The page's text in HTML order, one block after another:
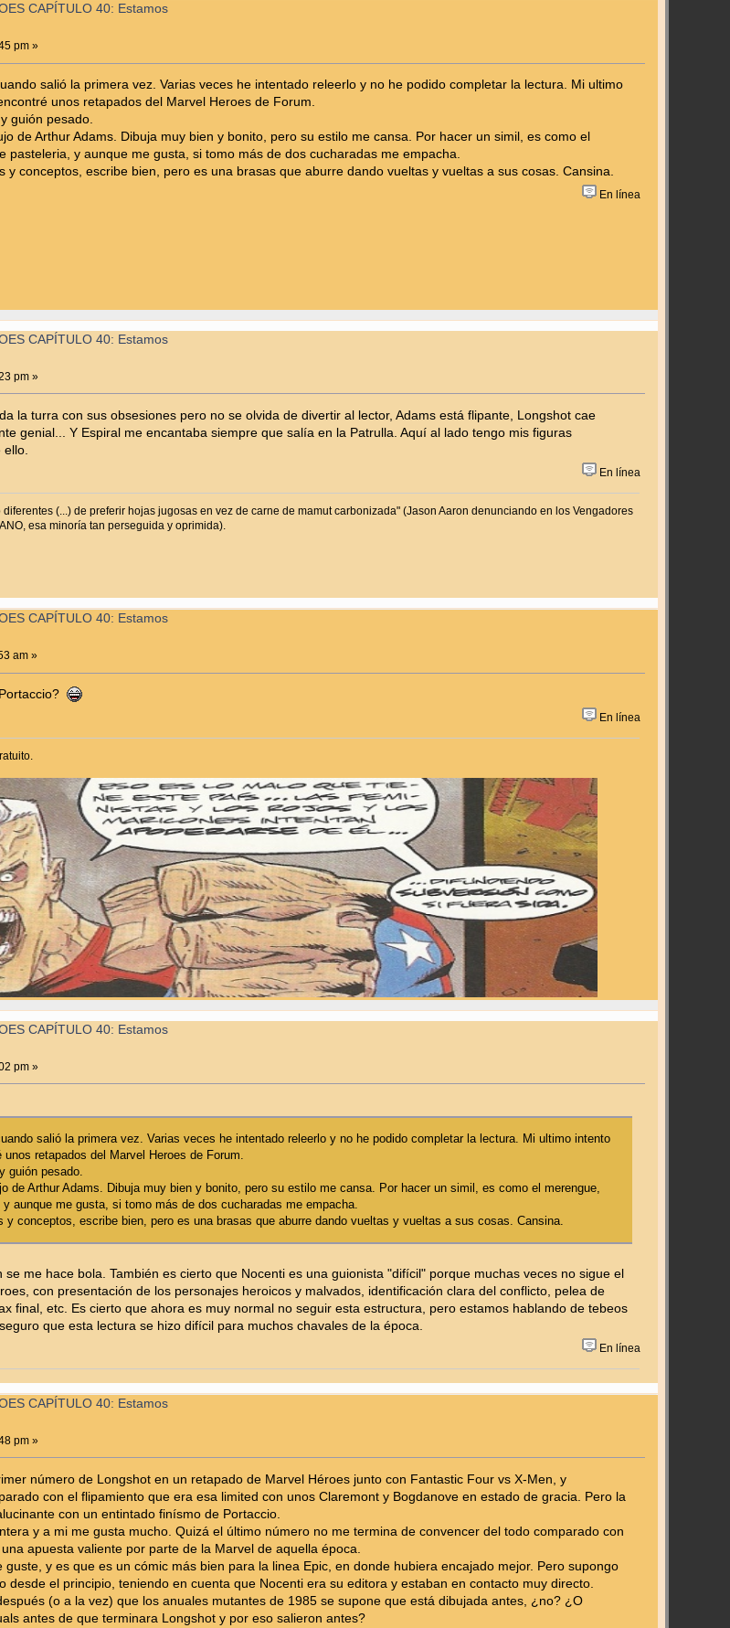
CAPÍTULO 40: Estamos
pm »
salió la primera vez. Varias veces he intentado releerlo y no he podido completar la lectura. Mi ultimo
unos retapados del Marvel Heroes de Forum.
guión pesado.
de Arthur Adams. Dibuja muy bien y bonito, pero su estilo me cansa. Por hacer un simil, es como el
pasteleria, y aunque me gusta, si tomo más de dos cucharadas me empacha.
y conceptos, escribe bien, pero es una brasas que aburre dando vueltas y vueltas a sus cosas. Cansina.
En línea
CAPÍTULO 40: Estamos
pm »
la turra con sus obsesiones pero no se olvida de divertir al lector, Adams está flipante, Longshot cae
genial... Y Espiral me encantaba siempre que salía en la Patrulla. Aquí al lado tengo mis figuras
En línea
(...) de preferir hojas jugosas en vez de carne de mamut carbonizada" (Jason Aaron denunciando en los Vengadores
esa minoría tan perseguida y oprimida).
CAPÍTULO 40: Estamos
am »
Portaccio?
En línea
CAPÍTULO 40: Estamos
pm »
salió la primera vez. Varias veces he intentado releerlo y no he podido completar la lectura. Mi ultimo intento
retapados del Marvel Heroes de Forum.
guión pesado.
de Arthur Adams. Dibuja muy bien y bonito, pero su estilo me cansa. Por hacer un simil, es como el merengue,
aunque me gusta, si tomo más de dos cucharadas me empacha.
y conceptos, escribe bien, pero es una brasas que aburre dando vueltas y vueltas a sus cosas. Cansina.
me hace bola. También es cierto que Nocenti es una guionista "difícil" porque muchas veces no sigue el
con presentación de los personajes heroicos y malvados, identificación clara del conflicto, pelea de
final, etc. Es cierto que ahora es muy normal no seguir esta estructura, pero estamos hablando de tebeos
que esta lectura se hizo difícil para muchos chavales de la época.
En línea
CAPÍTULO 40: Estamos
pm »
número de Longshot en un retapado de Marvel Héroes junto con Fantastic Four vs X-Men, y
con el flipamiento que era esa limited con unos Claremont y Bogdanove en estado de gracia. Pero la
con un entintado finísmo de Portaccio.
y a mi me gusta mucho. Quizá el último número no me termina de convencer del todo comparado con
apuesta valiente por parte de la Marvel de aquella época.
y es que es un cómic más bien para la linea Epic, en donde hubiera encajado mejor. Pero supongo
desde el principio, teniendo en cuenta que Nocenti era su editora y estaban en contacto muy directo.
(o a la vez) que los anuales mutantes de 1985 se supone que está dibujada antes, ¿no? ¿O
antes de que terminara Longshot y por eso salieron antes?